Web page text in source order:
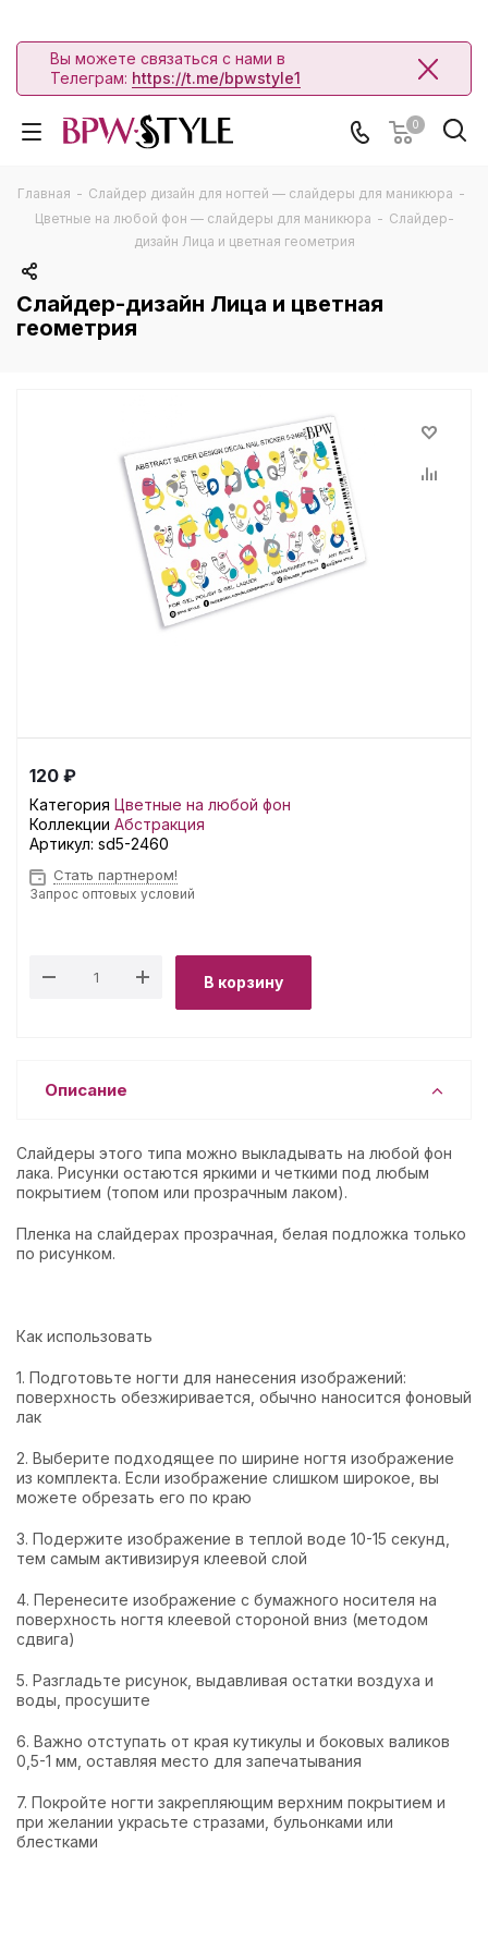
Вы можете связаться с нами в
Телеграм: https://t.me/bpwstyle1
0
Главная - Слайдер дизайн для ногтей — слайдеры для маникюра -
Цветные на любой фон — слайдеры для маникюра - Слайдер-
дизайн Лица и цветная геометрия
Слайдер-дизайн Лица и цветная
геометрия
120 ₽
Категория Цветные на любой фон
Коллекции Абстракция
Артикул: sd5-2460
Стать партнером!
Запрос оптовых условий
В корзину
Описание
Слайдеры этого типа можно выкладывать на любой фон
лака. Рисунки остаются яркими и четкими под любым
покрытием (топом или прозрачным лаком).
Пленка на слайдерах прозрачная, белая подложка только
по рисунком.
Как использовать
1. Подготовьте ногти для нанесения изображений:
поверхность обезжиривается, обычно наносится фоновый
лак
2. Выберите подходящее по ширине ногтя изображение
из комплекта. Если изображение слишком широкое, вы
можете обрезать его по краю
3. Подержите изображение в теплой воде 10-15 секунд,
тем самым активизируя клеевой слой
4. Перенесите изображение с бумажного носителя на
поверхность ногтя клеевой стороной вниз (методом
сдвига)
5. Разгладьте рисунок, выдавливая остатки воздуха и
воды, просушите
6. Важно отступать от края кутикулы и боковых валиков
0,5-1 мм, оставляя место для запечатывания
7. Покройте ногти закрепляющим верхним покрытием и
при желании украсьте стразами, бульонками или
блестками